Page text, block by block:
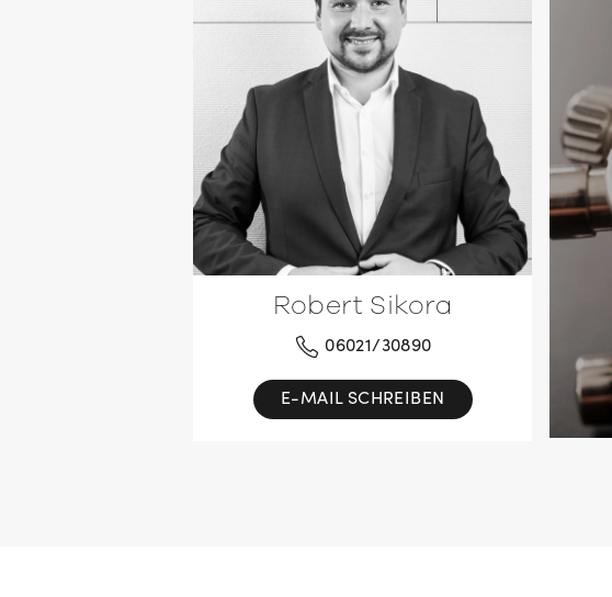
Robert Sikora
06021/30890
E-MAIL SCHREIBEN